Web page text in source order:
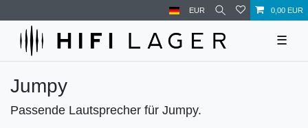
EUR 0,00 EUR
☰
Jumpy
Passende Lautsprecher für Jumpy.